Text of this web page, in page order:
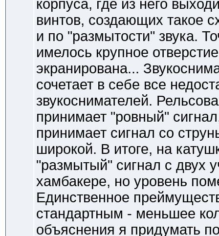
корпуса, где из него
винтов, создающих такое
и по "размытости" звука.
имелось крупное
экранирована...
сочетает в себе все
звукоснимателей.
принимает "ровный"
принимает сигнал со
широкой. В итоге, на
"размытый" сигнал с двух
хамбакере, но уровень
Единственное
стандартным - меньшее
объяснения я придумать